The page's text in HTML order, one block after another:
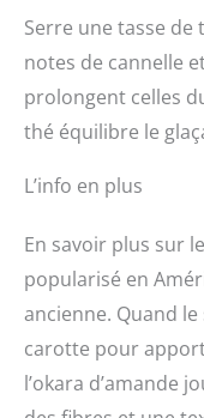
Serre une tasse de
notes de cannelle
prolongent celles
thé équilibre le
L’info en plus
En savoir plus sur
popularisé en
ancienne. Quand
carotte pour
l’okara d’amande